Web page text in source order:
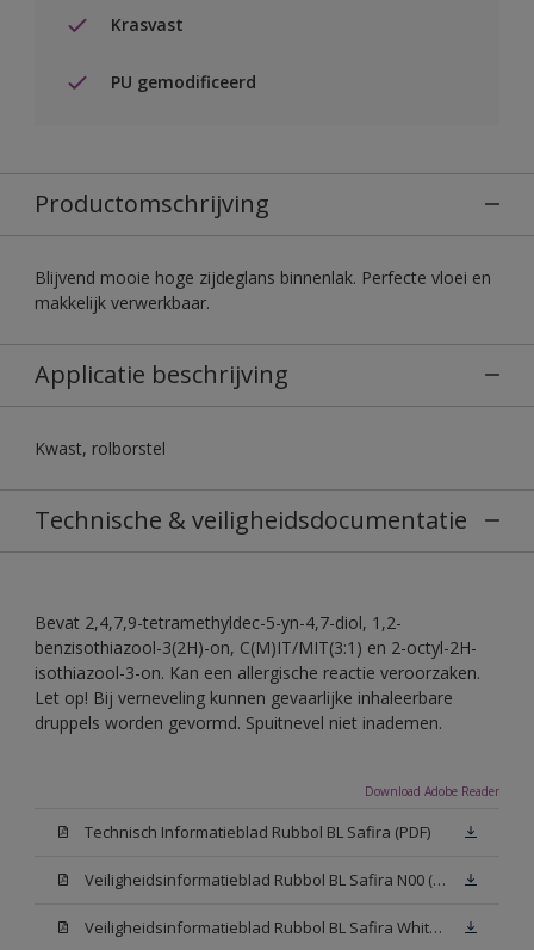
Krasvast
PU gemodificeerd
Productomschrijving
Blijvend mooie hoge zijdeglans binnenlak. Perfecte vloei en
makkelijk verwerkbaar.
Applicatie beschrijving
Kwast, rolborstel
Technische & veiligheidsdocumentatie
Bevat 2,4,7,9-tetramethyldec-5-yn-4,7-diol, 1,2-
benzisothiazool-3(2H)-on, C(M)IT/MIT(3:1) en 2-octyl-2H-
isothiazool-3-on. Kan een allergische reactie veroorzaken.
Let op! Bij verneveling kunnen gevaarlijke inhaleerbare
druppels worden gevormd. Spuitnevel niet inademen.
Download Adobe Reader
Technisch Informatieblad Rubbol BL Safira (PDF)
Veiligheidsinformatieblad Rubbol BL Safira N00 (MSDS)
Veiligheidsinformatieblad Rubbol BL Safira White W05 (MSDS)